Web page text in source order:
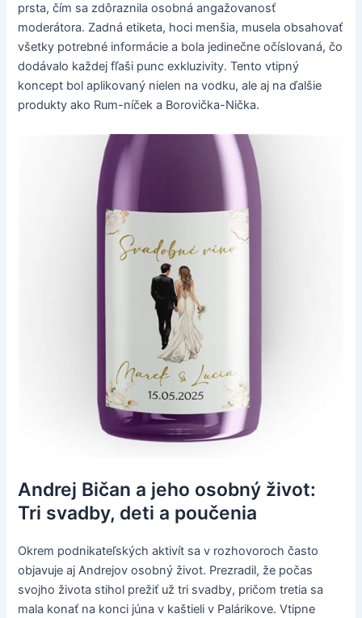
prsta, čím sa zdôraznila osobná angažovanosť
moderátora. Zadná etiketa, hoci menšia, musela obsahovať
všetky potrebné informácie a bola jedinečne očíslovaná, čo
dodávalo každej fľaši punc exkluzivity. Tento vtipný
koncept bol aplikovaný nielen na vodku, ale aj na ďalšie
produkty ako Rum-níček a Borovička-Nička.
Andrej Bičan a jeho osobný život:
Tri svadby, deti a poučenia
Okrem podnikateľských aktivít sa v rozhovoroch často
objavuje aj Andrejov osobný život. Prezradil, že počas
svojho života stihol prežiť už tri svadby, pričom tretia sa
mala konať na konci júna v kaštieli v Palárikove. Vtipne